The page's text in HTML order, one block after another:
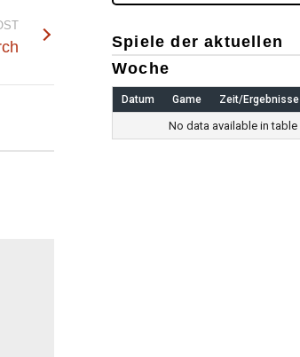
Spiele der aktuellen
Woche
Datum Game Zeit/Ergebnisse
No data available in table